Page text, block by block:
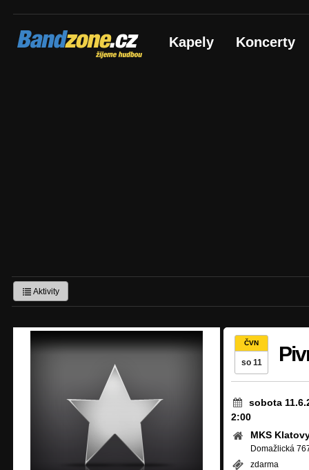
Bandzone.cz
žijeme hudbou Kapely Koncerty
Aktivity
ČVN
so 11
sobota
2:00
MKS
Domažlická
zdarma